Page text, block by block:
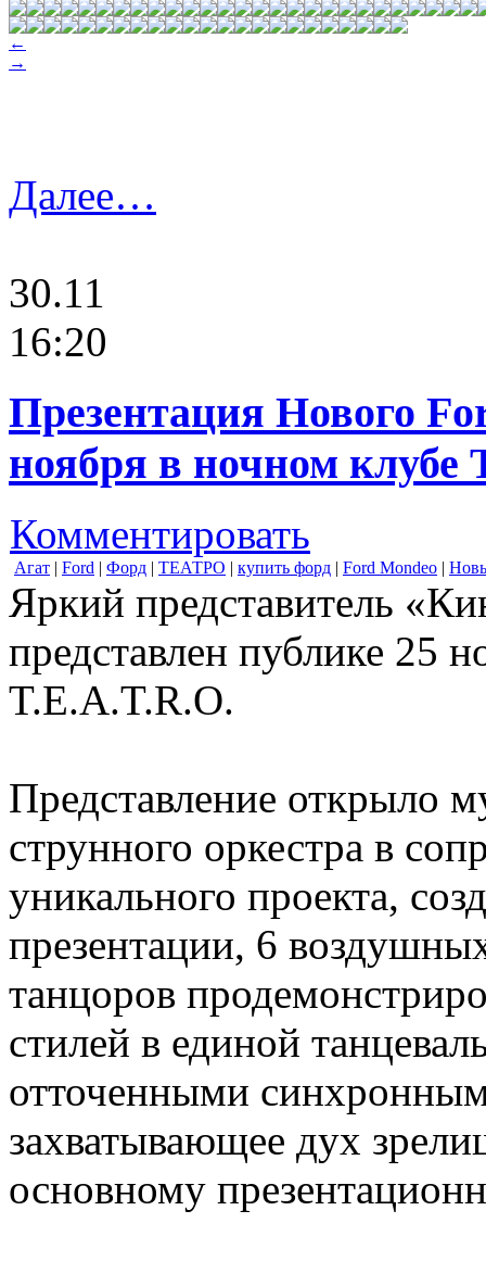
←
→
Далее…
30.11
16:20
Презентация Нового
ноября в ночном клубе
Комментировать
Агат | Ford | Форд | ТЕАТРО | купить форд | Ford Mondeo |
Яркий представитель
представлен публике 25
T.E.A.T.R.O.
Представление открыло
струнного оркестра в
уникального проекта,
презентации, 6
танцоров
стилей в единой
отточенными
захватывающее дух
основному